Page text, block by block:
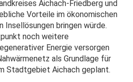
Aichach-Friedberg und
Vorteile im ökonomischen
Insellösungen bringen würde.
noch weitere
Energie versorgen
als Grundlage für
Stadtgebiet Aichach geplant.